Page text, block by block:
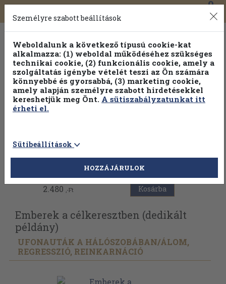
Toggle
navigation
0
Válogasson több mint 30 000 kötet közül
Hobbi témakörökben20% kedvezménnyel!
Vissza az előző oldalra
2.480 ,-Ft Kosárba
Emberek a célkeresztben (dedikált
példány)
UFONAUTÁK A HÁLÓSZOBÁBAN/ÁLOM,
REGRESSZIÓ, REINKARNÁCIÓ
Személyre szabott beállítások
Weboldalunk a következő típusú cookie-kat
alkalmazza: (1) weboldal működéséhez szükséges
technikai cookie, (2) funkcionális cookie, amely a
szolgáltatás igénybe vételét teszi az Ön számára
könnyebbé és gyorsabbá, (3) marketing cookie,
amely alapján személyre szabott hirdetésekkel
kereshetjük meg Önt. A sütiszabályzatunkat itt
érheti el.
Sütibeállítások
HOZZÁJÁRULOK